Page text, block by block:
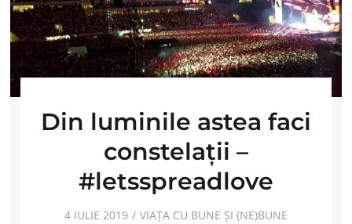
Din luminile astea faci
constelaţii –
#letsspreadlove
4 IULIE 2019 VIAȚA CU BUNE ȘI (NE)BUNE